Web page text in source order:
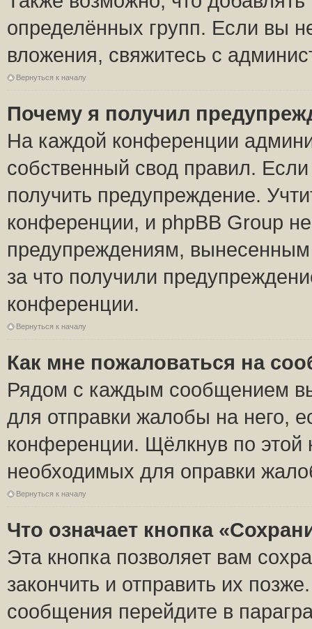
определённых групп. Если вы
вложения, свяжитесь с
Вернуться к началу
Почему я получил
На каждой конференции
собственный свод правил.
получить предупреждение.
конференции, и phpBB Group
предупреждениям,
за что получили
конференции.
Вернуться к началу
Как мне пожаловаться на
Рядом с каждым сообщением
для отправки жалобы на него,
конференции. Щёлкнув по этой
необходимых для оправки
Вернуться к началу
Что означает кнопка
Эта кнопка позволяет вам
закончить и отправить их
сообщения перейдите в